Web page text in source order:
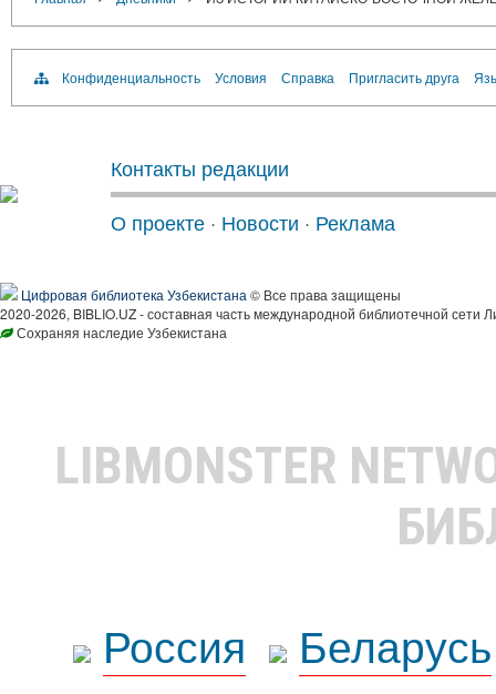
Конфиденциальность Условия Справка Пригласить друга
Контакты редакции
О проекте · Новости · Реклама
Цифровая библиотека Узбекистана © Все права защищены
2020-2026, BIBLIO.UZ - составная часть международной библиотечной сети
Сохраняя наследие Узбекистана
LIBMONSTER
Россия
Беларусь